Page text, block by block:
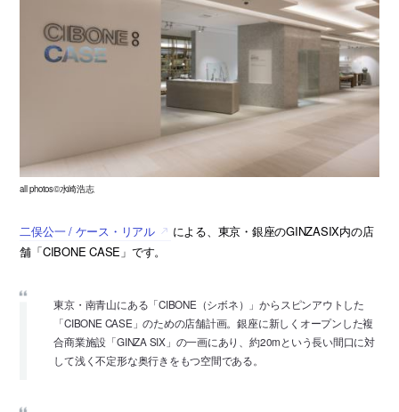
all photos©水崎浩志
二俣公一 / ケース・リアル
による、東京・銀座のGINZASIX内の店
舗「CIBONE CASE」です。
東京・南青山にある「CIBONE（シボネ）」からスピンアウトした
「CIBONE CASE」のための店舗計画。銀座に新しくオープンした複
合商業施設「GINZA SIX」の一画にあり、約20mという長い間口に対
して浅く不定形な奥行きをもつ空間である。